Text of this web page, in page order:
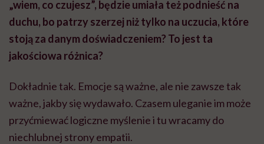
„wiem, co czujesz”, będzie umiała też podnieść na
duchu, bo patrzy szerzej niż tylko na uczucia, które
stoją za danym doświadczeniem? To jest ta
jakościowa różnica?
Dokładnie tak. Emocje są ważne, ale nie zawsze tak
ważne, jakby się wydawało. Czasem uleganie im może
przyćmiewać logiczne myślenie i tu wracamy do
niechlubnej strony empatii.